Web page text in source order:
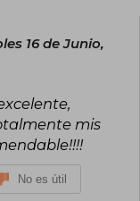
16 de Junio,
mis
No es útil